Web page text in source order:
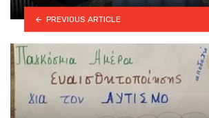
PREVIOUS ARTICLE